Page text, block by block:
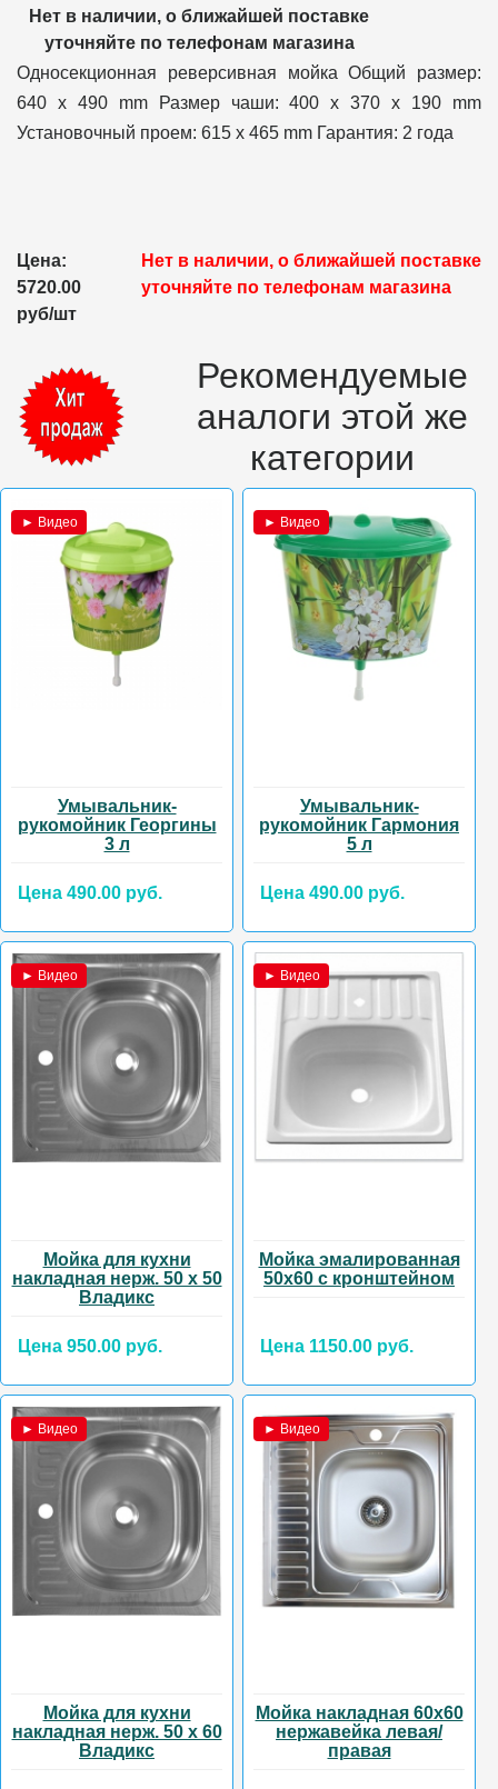
Нет в наличии, о ближайшей поставке
уточняйте по телефонам магазина
Односекционная реверсивная мойка Общий размер:
640 х 490 mm Размер чаши: 400 х 370 х 190 mm
Установочный проем: 615 х 465 mm Гарантия: 2 года
Цена:
5720.00
руб/шт
Нет в наличии, о ближайшей поставке
уточняйте по телефонам магазина
Рекомендуемые
аналоги этой же
категории
► Видео
Умывальник-
рукомойник Георгины
3 л
Цена 490.00 руб.
► Видео
Умывальник-
рукомойник Гармония
5 л
Цена 490.00 руб.
► Видео
Мойка для кухни
накладная нерж. 50 х 50
Владикс
Цена 950.00 руб.
► Видео
Мойка эмалированная
50х60 с кронштейном
Цена 1150.00 руб.
► Видео
Мойка для кухни
накладная нерж. 50 х 60
Владикс
► Видео
Мойка накладная 60х60
нержавейка левая/
правая